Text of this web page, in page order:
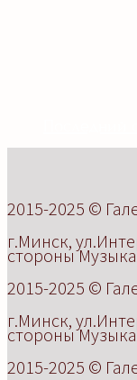
2015-2025 © Г
г.Минск,
стороны
2015-2025 © Г
г.Минск,
стороны
2015-2025 © Г